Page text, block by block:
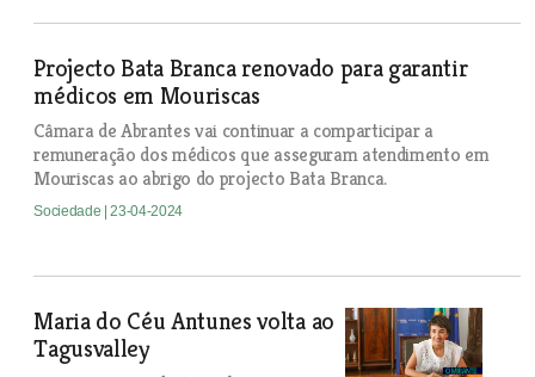
Projecto Bata Branca renovado para garantir
médicos em Mouriscas
Câmara de Abrantes vai continuar a comparticipar a
remuneração dos médicos que asseguram atendimento em
Mouriscas ao abrigo do projecto Bata Branca.
Sociedade | 23-04-2024
Maria do Céu Antunes volta ao
Tagusvalley